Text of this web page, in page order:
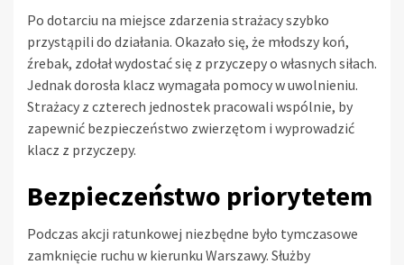
Po dotarciu na miejsce zdarzenia strażacy szybko
przystąpili do działania. Okazało się, że młodszy koń,
źrebak, zdołał wydostać się z przyczepy o własnych siłach.
Jednak dorosła klacz wymagała pomocy w uwolnieniu.
Strażacy z czterech jednostek pracowali wspólnie, by
zapewnić bezpieczeństwo zwierzętom i wyprowadzić
klacz z przyczepy.
Bezpieczeństwo priorytetem
Podczas akcji ratunkowej niezbędne było tymczasowe
zamknięcie ruchu w kierunku Warszawy. Służby